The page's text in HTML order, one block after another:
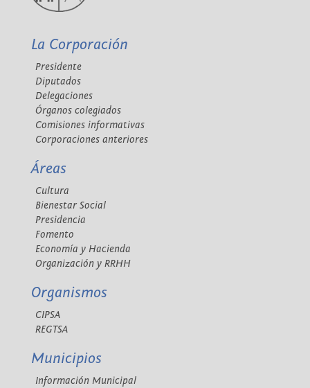
La Corporación
Presidente
Diputados
Delegaciones
Órganos colegiados
Comisiones informativas
Corporaciones anteriores
Áreas
Cultura
Bienestar Social
Presidencia
Fomento
Economía y Hacienda
Organización y RRHH
Organismos
CIPSA
REGTSA
Municipios
Información Municipal